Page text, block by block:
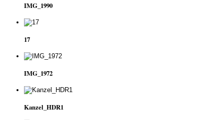
IMG_1990
17
IMG_1972
Kanzel_HDR1